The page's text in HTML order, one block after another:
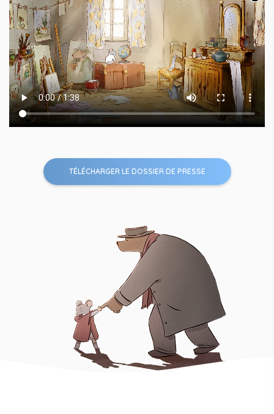
TÉLÉCHARGER LE DOSSIER DE PRESSE